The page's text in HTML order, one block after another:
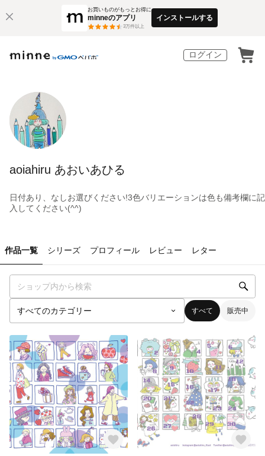
お買いものがもっとお得に
minneのアプリ
3万件以上
インストールする
ログイン
aoiahiru あおいあひる
日付あり、なしお選びください!3色バリエーションは色も備考欄に記
入してください(^^)
作品一覧 シリーズ プロフィール レビュー レター
すべて 販売中